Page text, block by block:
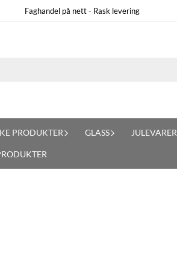
Faghandel på nett - Rask levering
PRODUKTER GLASS JULEVARER